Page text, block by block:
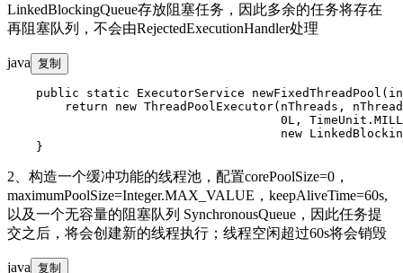
LinkedBlockingQueue存放阻塞任务，因此多余的任务将存在
再阻塞队列，不会由RejectedExecutionHandler处理
java 复制
public static ExecutorService
return new ThreadPoolExecutor(nThreads,
0L,
new
2、构造一个缓冲功能的线程池，配置corePoolSize=0，
maximumPoolSize=Integer.MAX_VALUE，keepAliveTime=60s,
以及一个无容量的阻塞队列 SynchronousQueue，因此任务提
交之后，将会创建新的线程执行；线程空闲超过60s将会销毁
java 复制